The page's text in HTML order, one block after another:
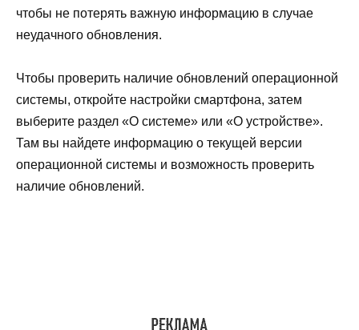
чтобы не потерять важную информацию в случае
неудачного обновления.
Чтобы проверить наличие обновлений операционной
системы, откройте настройки смартфона, затем
выберите раздел «О системе» или «О устройстве».
Там вы найдете информацию о текущей версии
операционной системы и возможность проверить
наличие обновлений.